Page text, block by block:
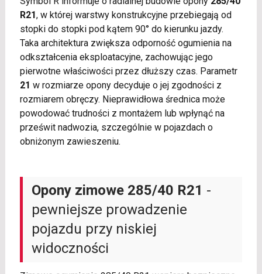
R21, w której warstwy konstrukcyjne przebiegają od
stopki do stopki pod kątem 90° do kierunku jazdy.
Taka architektura zwiększa odporność ogumienia na
odkształcenia eksploatacyjne, zachowując jego
pierwotne właściwości przez dłuższy czas. Parametr
21 w rozmiarze opony decyduje o jej zgodności z
rozmiarem obręczy. Nieprawidłowa średnica może
powodować trudności z montażem lub wpłynąć na
prześwit nadwozia, szczególnie w pojazdach o
obniżonym zawieszeniu.
Opony zimowe 285/40 R21 -
pewniejsze prowadzenie
pojazdu przy niskiej
widoczności